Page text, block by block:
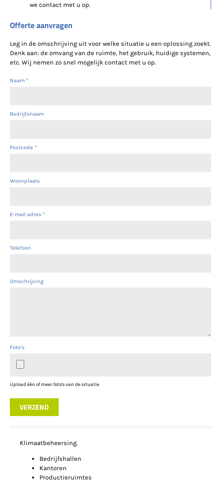
we contact met u op.
Offerte aanvragen
Leg in de omschrijving uit voor welke situatie u een oplossing zoekt.
Denk aan: de omvang van de ruimte, het gebruik, huidige systemen,
etc. Wij nemen zo snel mogelijk contact met u op.
Naam *
Bedrijfsnaam
Postcode *
Woonplaats
E-mail adres *
Telefoon
Omschrijving
Foto's
Upload één of meer foto's van de situatie
VERZEND
Klimaatbeheersing.
Bedrijfshallen
Kantoren
Productieruimtes